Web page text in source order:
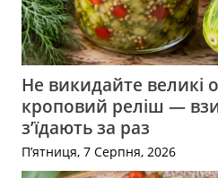
Не викидайте великі
кроповий реліш —
з’їдають за раз
П’ятниця, 7 Серпня, 2026